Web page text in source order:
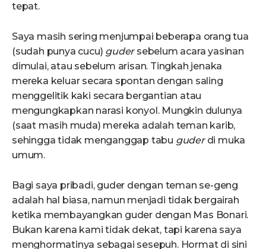
tepat.
Saya masih sering menjumpai beberapa orang tua
(sudah punya cucu) gudersebelum acara yasinan
dimulai, atau sebelum arisan. Tingkah jenaka
mereka keluar secara spontan dengan saling
menggelitik kaki secara bergantian atau
mengungkapkan narasi konyol. Mungkin dulunya
(saat masih muda) mereka adalah teman karib,
sehingga tidak menganggap tabu guderdi muka
umum.
Bagi saya pribadi, guder dengan teman se-geng
adalah hal biasa, namun menjadi tidak bergairah
ketika membayangkan guder dengan Mas Bonari.
Bukan karena kami tidak dekat, tapi karena saya
menghormatinya sebagai sesepuh. Hormat di sini